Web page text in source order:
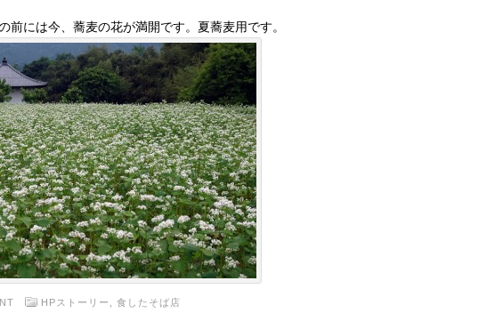
には今、蕎麦の花が満開です。夏蕎麦用です。
HPストーリー, 食したそば店